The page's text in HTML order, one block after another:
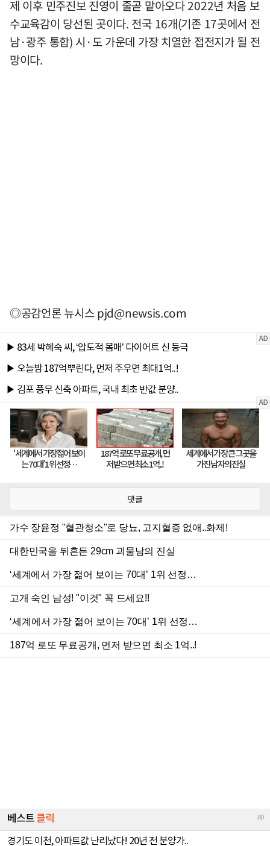
제 이후 민주진보 진영이 줄곧 맡아오다 2022년 처음 보
수교육감이 당선된 곳이다. 전국 16개(기존 17곳에서 전
남·광주 통합) 시·도 가운데 가장 치열한 접전지가 될 전
망이다.
◎공감언론 뉴시스pjd@newsis.com
댓글